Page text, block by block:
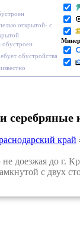
- с
обустроен
обустройства
серебряные
край
доезжая до г.
с двух